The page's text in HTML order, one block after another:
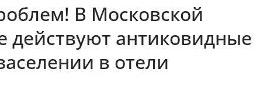
В Московской
действуют антиковидные
в отели